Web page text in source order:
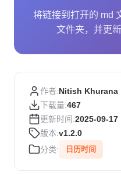
将链接到打开的 md
文件夹，并更
作者:Nitish Khurana
下载量:467
更新时间:2025-09-17
版本:v1.2.0
分类:
日历时间